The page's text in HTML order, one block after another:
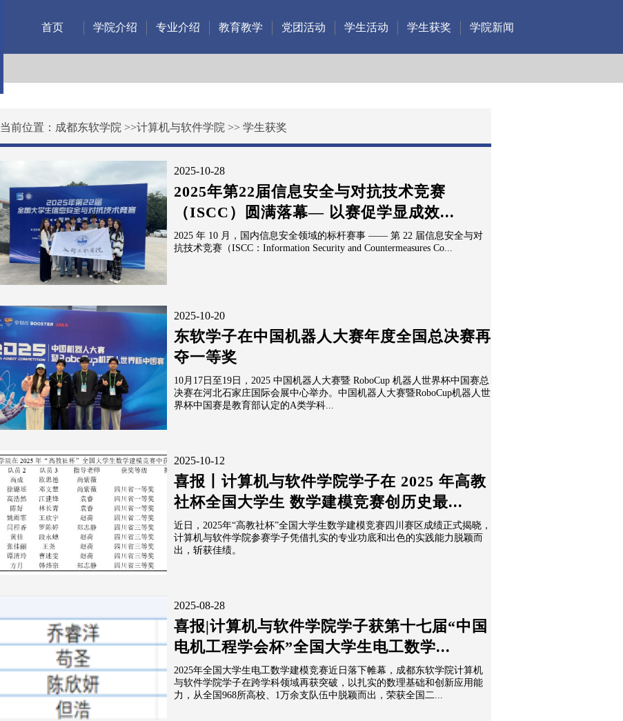
首页 学院介绍 专业介绍 教育教学 党团活动 学生活动 学生获奖 学院新闻
当前位置： 成都东软学院 >>计算机与软件学院 >> 学生获奖
2025-10-28
2025年第22届信息安全与对抗技术竞赛
（ISCC）圆满落幕— 以赛促学显成效...
2025 年 10 月，国内信息安全领域的标杆赛事 —— 第 22 届信息安全与对
抗技术竞赛（ISCC：Information Security and Countermeasures Co...
2025-10-20
东软学子在中国机器人大赛年度全国总决赛再
夺一等奖
10月17日至19日，2025 中国机器人大赛暨 RoboCup 机器人世界杯中国赛总
决赛在河北石家庄国际会展中心举办。中国机器人大赛暨RoboCup机器人世
界杯中国赛是教育部认定的A类学科...
2025-10-12
喜报丨计算机与软件学院学子在 2025 年高教
社杯全国大学生 数学建模竞赛创历史最...
近日，2025年“高教社杯”全国大学生数学建模竞赛四川赛区成绩正式揭晓，
计算机与软件学院参赛学子凭借扎实的专业功底和出色的实践能力脱颖而
出，斩获佳绩。
2025-08-28
喜报|计算机与软件学院学子获第十七届“中国
电机工程学会杯”全国大学生电工数学...
2025年全国大学生电工数学建模竞赛近日落下帷幕，成都东软学院计算机
与软件学院学子在跨学科领域再获突破，以扎实的数理基础和创新应用能
力，从全国968所高校、1万余支队伍中脱颖而出，荣获全国二...